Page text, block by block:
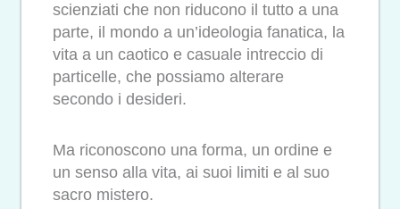
scienziati che non riducono il tutto a una
parte, il mondo a un’ideologia fanatica, la
vita a un caotico e casuale intreccio di
particelle, che possiamo alterare
secondo i desideri.
Ma riconoscono una forma, un ordine e
un senso alla vita, ai suoi limiti e al suo
sacro mistero.